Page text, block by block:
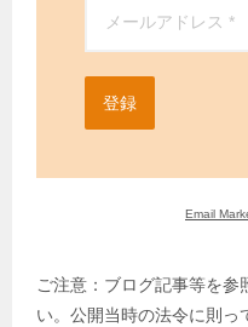
登録
Email
ご注意：ブログ記事等を参
い。公開当時の法令に則っ